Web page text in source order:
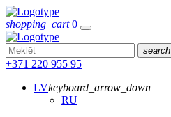
shopping_cart 0
search
+371 220 955 95
LVkeyboard_arrow_down
RU